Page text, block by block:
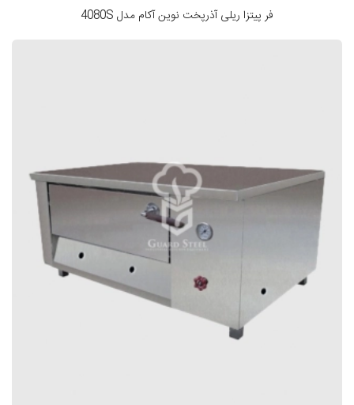
فر پیتزا ریلی آذرپخت نوین آکام مدل 4080S